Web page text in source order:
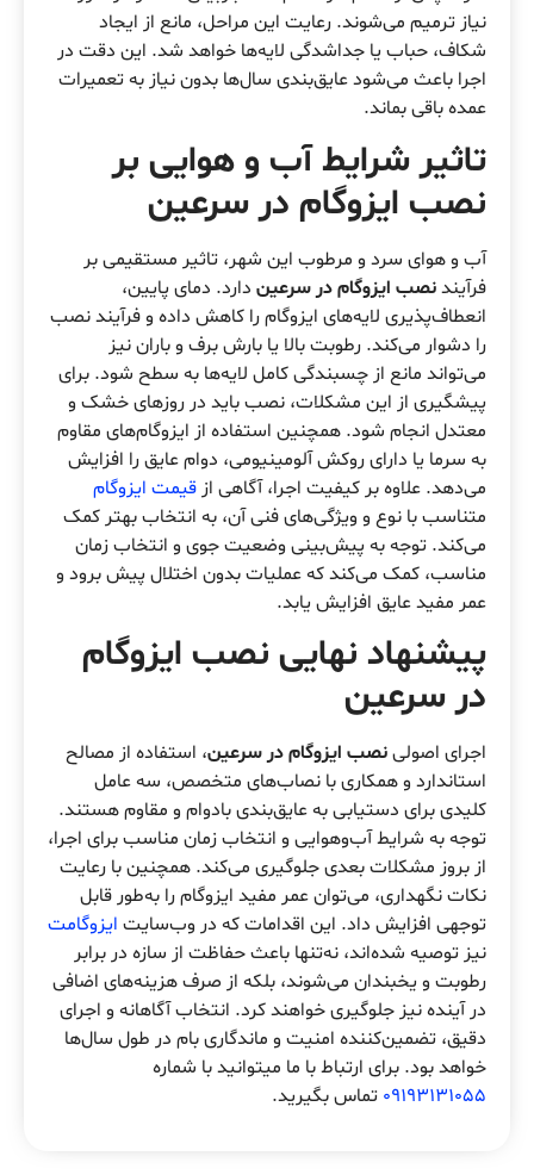
نیاز ترمیم می‌شوند. رعایت این مراحل، مانع از ایجاد
شکاف، حباب یا جداشدگی لایه‌ها خواهد شد. این دقت در
اجرا باعث می‌شود عایق‌بندی سال‌ها بدون نیاز به تعمیرات
عمده باقی بماند.
تاثیر شرایط آب و هوایی بر
نصب ایزوگام در سرعین
آب و هوای سرد و مرطوب این شهر، تاثیر مستقیمی بر
فرآیندنصب ایزوگام در سرعین دارد. دمای پایین،
انعطاف‌پذیری لایه‌های ایزوگام را کاهش داده و فرآیند نصب
را دشوار می‌کند. رطوبت بالا یا بارش برف و باران نیز
می‌تواند مانع از چسبندگی کامل لایه‌ها به سطح شود. برای
پیشگیری از این مشکلات، نصب باید در روزهای خشک و
معتدل انجام شود. همچنین استفاده از ایزوگام‌های مقاوم
به سرما یا دارای روکش آلومینیومی، دوام عایق را افزایش
می‌دهد. علاوه بر کیفیت اجرا، آگاهی از قیمت ایزوگام
متناسب با نوع و ویژگی‌های فنی آن، به انتخاب بهتر کمک
می‌کند. توجه به پیش‌بینی وضعیت جوی و انتخاب زمان
مناسب، کمک می‌کند که عملیات بدون اختلال پیش برود و
عمر مفید عایق افزایش یابد.
پیشنهاد نهایی نصب ایزوگام
در سرعین
اجرای اصولینصب ایزوگام در سرعین، استفاده از مصالح
استاندارد و همکاری با نصاب‌های متخصص، سه عامل
کلیدی برای دستیابی به عایق‌بندی بادوام و مقاوم هستند.
توجه به شرایط آب‌وهوایی و انتخاب زمان مناسب برای اجرا،
از بروز مشکلات بعدی جلوگیری می‌کند. همچنین با رعایت
نکات نگهداری، می‌توان عمر مفید ایزوگام را به‌طور قابل
توجهی افزایش داد. این اقدامات که در وب‌سایت ایزوگامت
نیز توصیه شده‌اند، نه‌تنها باعث حفاظت از سازه در برابر
رطوبت و یخبندان می‌شوند، بلکه از صرف هزینه‌های اضافی
در آینده نیز جلوگیری خواهند کرد. انتخاب آگاهانه و اجرای
دقیق، تضمین‌کننده امنیت و ماندگاری بام در طول سال‌ها
خواهد بود. برای ارتباط با ما میتوانید با شماره
09193131055 تماس بگیرید.